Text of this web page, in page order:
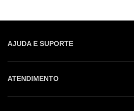
AJUDA E SUPORTE
ATENDIMENTO